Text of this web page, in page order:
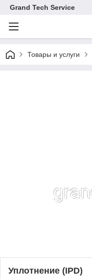
Grand Tech Service
Товары и услуги
Уплотнение (IPD)